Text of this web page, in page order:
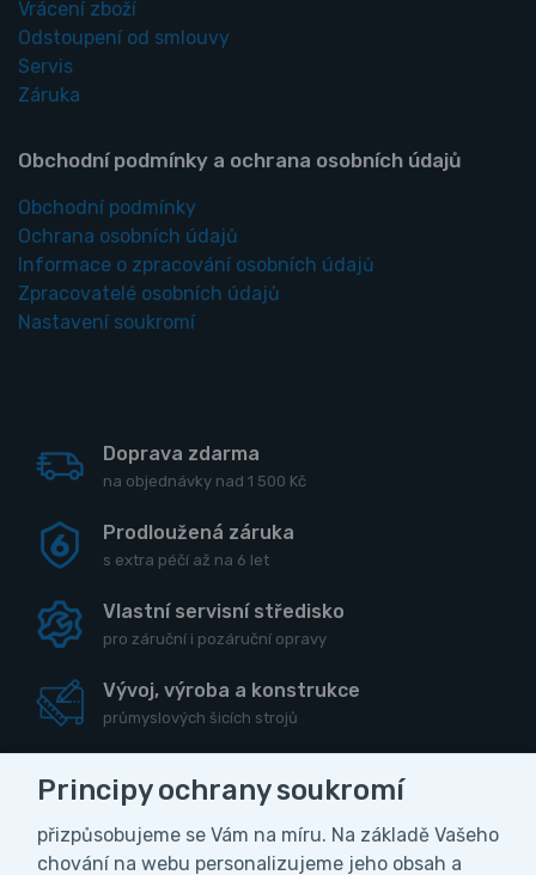
Vrácení zboží
Odstoupení od smlouvy
Servis
Záruka
Obchodní podmínky a ochrana osobních údajů
Obchodní podmínky
Ochrana osobních údajů
Informace o zpracování osobních údajů
Zpracovatelé osobních údajů
Nastavení soukromí
Doprava zdarma
na objednávky nad 1 500 Kč
Prodloužená záruka
s extra péčí až na 6 let
Vlastní servisní středisko
pro záruční i pozáruční opravy
Vývoj, výroba a konstrukce
průmyslových šicích strojů
CZK
Principy ochrany soukromí
přizpůsobujeme se Vám na míru. Na základě Vašeho
chování na webu personalizujeme jeho obsah a